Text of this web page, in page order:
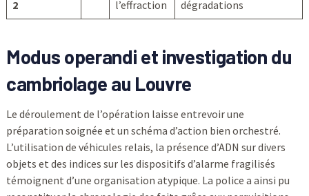
2 l’effraction dégradations
Modus operandi et investigation du
cambriolage au Louvre
Le déroulement de l’opération laisse entrevoir une
préparation soignée et un schéma d’action bien orchestré.
L’utilisation de véhicules relais, la présence d’ADN sur divers
objets et des indices sur les dispositifs d’alarme fragilisés
témoignent d’une organisation atypique. La police a ainsi pu